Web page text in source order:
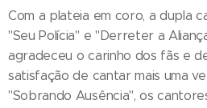
Com a plateia em coro, a dupla
"Seu Polícia" e "Derreter a
agradeceu o carinho dos fãs e
satisfação de cantar mais uma
"Sobrando Ausência", os